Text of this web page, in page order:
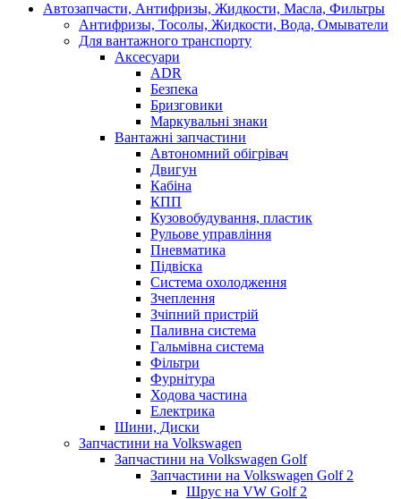
Автозапчасти, Антифризы, Жидкости, Масла, Фильтры
Антифризы, Тосолы, Жидкости, Вода, Омыватели
Для вантажного транспорту
Аксесуари
ADR
Безпека
Бризговики
Маркувальні знаки
Вантажні запчастини
Автономний обігрівач
Двигун
Кабіна
КПП
Кузовобудування, пластик
Рульове управління
Пневматика
Підвіска
Система охолодження
Зчеплення
Зчіпний пристрій
Паливна система
Гальмівна система
Фільтри
Фурнітура
Ходова частина
Електрика
Шини, Диски
Запчастини на Volkswagen
Запчастини на Volkswagen Golf
Запчастини на Volkswagen Golf 2
Шрус на VW Golf 2